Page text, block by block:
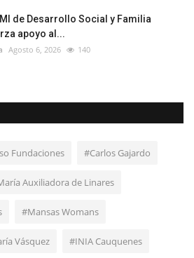
de Desarrollo Social y Familia
apoyo al...
Agosto 6, 2026 140
Fundaciones #Carlos Gajardo
Auxiliadora de Linares
#Mansas Womans
Vásquez #INIA Cauquenes